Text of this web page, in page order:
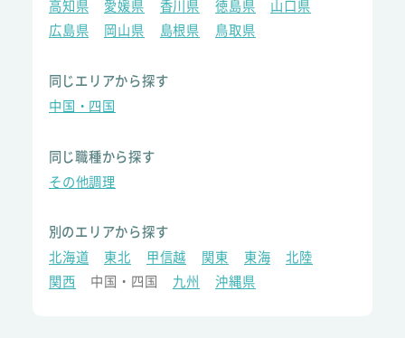
高知県
愛媛県 香川県 徳島県
山口県
広島県
岡山県 島根県 鳥取県
同じエリアから探す
中国・四国
同じ職種から探す
その他調理
別のエリアから探す
北海道
東北 甲信越 関東 東海
北陸
関西
中国・四国 九州 沖縄県